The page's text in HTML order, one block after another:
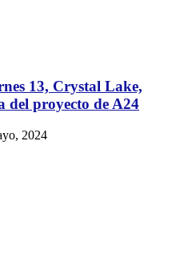
13, Crystal Lake,
del proyecto de A24
2024